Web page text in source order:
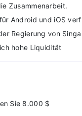
Zusammenarbeit.
Android und iOS
Regierung von
hohe Liquidität
Sie 8.000 $